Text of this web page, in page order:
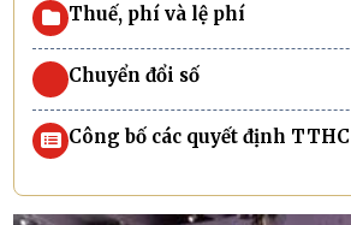
Thuế, phí và lệ phí
Chuyển đổi số
Công bố các quyết định TTHC